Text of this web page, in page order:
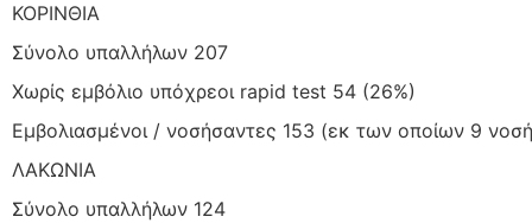
ΚΟΡΙΝΘΙΑ
Σύνολο υπαλλήλων 207
Χωρίς εμβόλιο υπόχρεοι rapid test 54 (26%)
Εμβολιασμένοι / νοσήσαντες 153 (εκ των οποίων 9
ΛΑΚΩΝΙΑ
Σύνολο υπαλλήλων 124